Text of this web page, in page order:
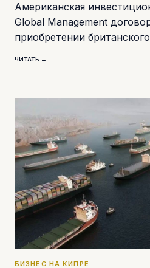
Американская
Global Management
приобретении
ЧИТАТЬ →
БИЗНЕС НА КИПРЕ